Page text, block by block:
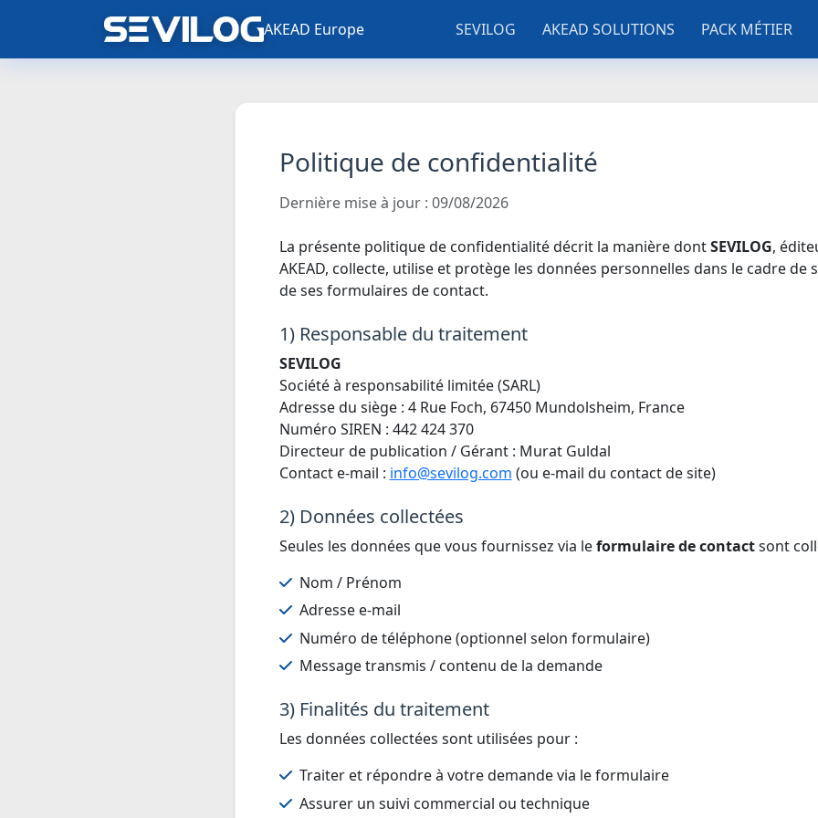
AKEAD Europe SEVILOG AKEAD SOLUTIONS PACK MÉTIER
Politique de confidentialité
Dernière mise à jour : 09/08/2026
La présente politique de confidentialité décrit la manière dontSEVILOG,
AKEAD, collecte, utilise et protège les données personnelles dans le cadre de
de ses formulaires de contact.
1) Responsable du traitement
SEVILOG
Société à responsabilité limitée (SARL)
Adresse du siège : 4 Rue Foch, 67450 Mundolsheim, France
Numéro SIREN : 442 424 370
Directeur de publication / Gérant : Murat Guldal
Contact e-mail : info@sevilog.com (ou e-mail du contact de site)
2) Données collectées
Seules les données que vous fournissez via leformulaire de contactsont
Nom / Prénom
Adresse e-mail
Numéro de téléphone (optionnel selon formulaire)
Message transmis / contenu de la demande
3) Finalités du traitement
Les données collectées sont utilisées pour :
Traiter et répondre à votre demande via le formulaire
Assurer un suivi commercial ou technique